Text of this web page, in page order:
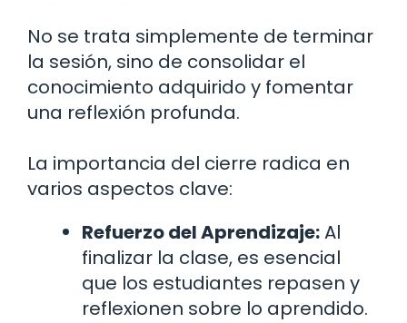
No se trata simplemente de terminar
la sesión, sino de consolidar el
conocimiento adquirido y fomentar
una reflexión profunda.
La importancia del cierre radica en
varios aspectos clave:
Refuerzo del Aprendizaje:Al
finalizar la clase, es esencial
que los estudiantes repasen y
reflexionen sobre lo aprendido.